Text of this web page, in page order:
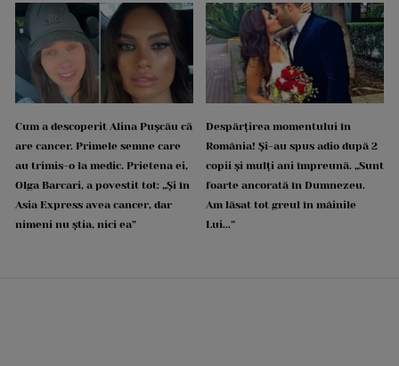
Cum a descoperit Alina Pușcău că
are cancer. Primele semne care
au trimis-o la medic. Prietena ei,
Olga Barcari, a povestit tot: „Și în
Asia Express avea cancer, dar
nimeni nu știa, nici ea”
Despărțirea momentului în
România! Și-au spus adio după 2
copii și mulți ani împreună. „Sunt
foarte ancorată în Dumnezeu.
Am lăsat tot greul în mâinile
Lui...”